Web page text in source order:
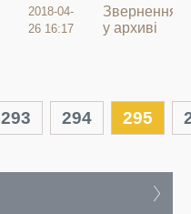
2018-04-
26 16:17
Звернення
у архиві
293 294 295